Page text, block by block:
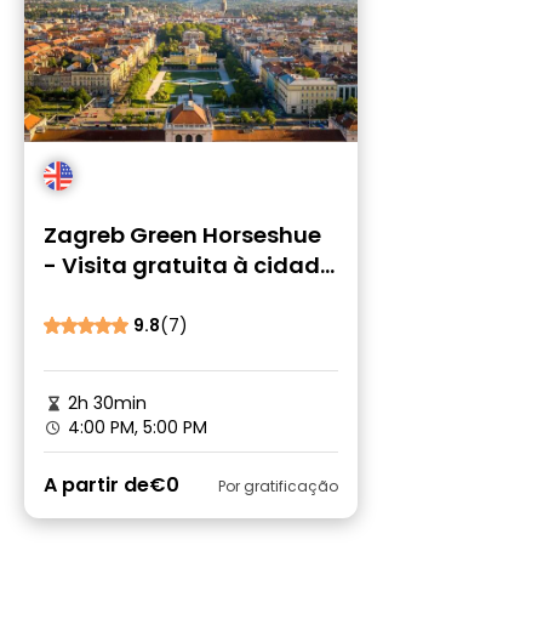
Zagreb Green Horseshue
- Visita gratuita à cidade
9.8(7)
2h 30min
4:00 PM, 5:00 PM
A partir de€0 Por gratificação